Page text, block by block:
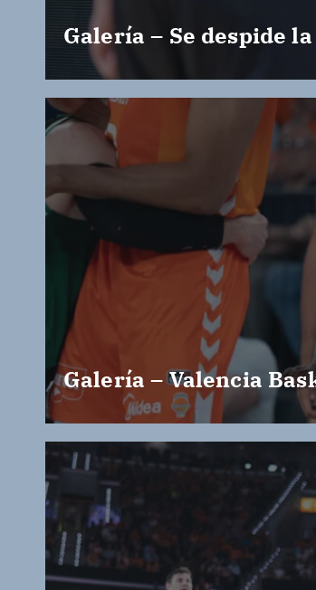
Galería – Se despide
Galería – Valencia